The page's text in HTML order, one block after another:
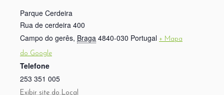
Parque Cerdeira
Rua de cerdeira 400
Campo do gerês, Braga 4840-030 Portugal + Mapa
do Google
Telefone
253 351 005
Exibir site do Local